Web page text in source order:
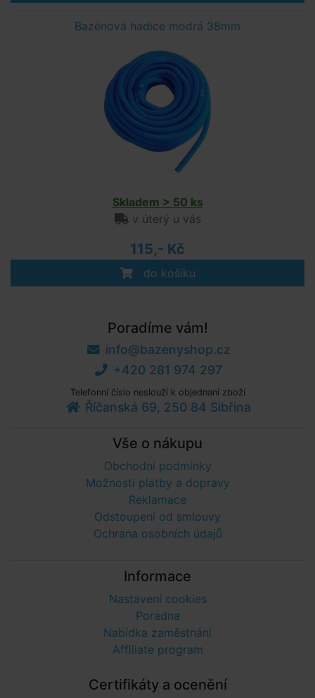
Bazénová hadice modrá 38mm
Skladem > 50 ks
v úterý u vás
115,- Kč
do košíku
Poradíme vám!
info@bazenyshop.cz
+420 281 974 297
Telefonní číslo neslouží k objednaní zboží
Říčanská 69, 250 84 Sibřina
Vše o nákupu
Obchodní podmínky
Možnosti platby a dopravy
Reklamace
Odstoupení od smlouvy
Ochrana osobních údajů
Informace
Nastavení cookies
Poradna
Nabídka zaměstnání
Affiliate program
Certifikáty a ocenění